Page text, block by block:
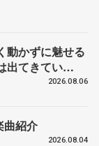
動かずに魅せる
出てきてい
うレジェンド
2026.08.06
曲紹介
2026.08.04